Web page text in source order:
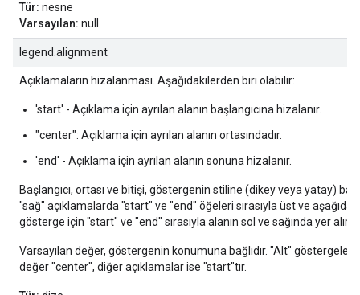
Tür: nesne
Varsayılan: null
legend.alignment
Açıklamaların hizalanması. Aşağıdakilerden biri olabilir:
'start' - Açıklama için ayrılan alanın başlangıcına hizalanır.
"center": Açıklama için ayrılan alanın ortasındadır.
'end' - Açıklama için ayrılan alanın sonuna hizalanır.
Başlangıcı, ortası ve bitişi, göstergenin stiline (dikey veya yatay)
"sağ" açıklamalarda "start" ve "end" öğeleri sırasıyla üst ve aşağıda
gösterge için "start" ve "end" sırasıyla alanın sol ve sağında yer alır.
Varsayılan değer, göstergenin konumuna bağlıdır. "Alt" göstergeler
değer "center", diğer açıklamalar ise "start"tır.